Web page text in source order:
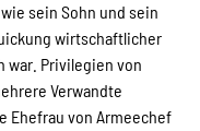
sein Sohn und sein
wirtschaftlicher
Privilegien von
Verwandte
Ehefrau von Armeechef